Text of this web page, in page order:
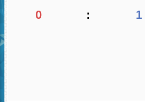
0 : 1